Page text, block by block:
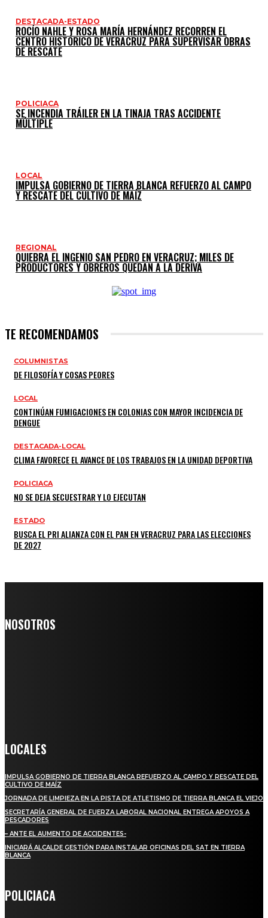
DESTACADA-ESTADO
ROCÍO NAHLE Y ROSA MARÍA HERNÁNDEZ RECORREN EL
CENTRO HISTÓRICO DE VERACRUZ PARA SUPERVISAR OBRAS
DE RESCATE
POLICIACA
SE INCENDIA TRÁILER EN LA TINAJA TRAS ACCIDENTE
MÚLTIPLE
LOCAL
IMPULSA GOBIERNO DE TIERRA BLANCA REFUERZO AL CAMPO
Y RESCATE DEL CULTIVO DE MAÍZ
REGIONAL
QUIEBRA EL INGENIO SAN PEDRO EN VERACRUZ; MILES DE
PRODUCTORES Y OBREROS QUEDAN A LA DERIVA
TE RECOMENDAMOS
COLUMNISTAS
DE FILOSOFÍA Y COSAS PEORES
LOCAL
CONTINÚAN FUMIGACIONES EN COLONIAS CON MAYOR INCIDENCIA DE
DENGUE
DESTACADA-LOCAL
CLIMA FAVORECE EL AVANCE DE LOS TRABAJOS EN LA UNIDAD DEPORTIVA
POLICIACA
NO SE DEJA SECUESTRAR Y LO EJECUTAN
ESTADO
BUSCA EL PRI ALIANZA CON EL PAN EN VERACRUZ PARA LAS ELECCIONES
DE 2027
NOSOTROS
LOCALES
IMPULSA GOBIERNO DE TIERRA BLANCA REFUERZO AL CAMPO Y RESCATE DEL
CULTIVO DE MAÍZ
JORNADA DE LIMPIEZA EN LA PISTA DE ATLETISMO DE TIERRA BLANCA EL VIEJO
SECRETARÍA GENERAL DE FUERZA LABORAL NACIONAL ENTREGA APOYOS A
PESCADORES
– ANTE EL AUMENTO DE ACCIDENTES-
INICIARÁ ALCALDE GESTIÓN PARA INSTALAR OFICINAS DEL SAT EN TIERRA
BLANCA
POLICIACA